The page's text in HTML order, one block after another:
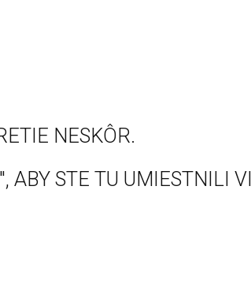
NESKÔR.
ABY STE TU UMIESTNILI